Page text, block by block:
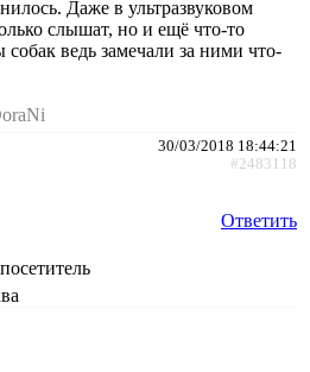
Даже в ультразвуковом
слышат, но и ещё что-то
ведь замечали за ними что-
30/03/2018 18:44:21
#2483118
Ответить